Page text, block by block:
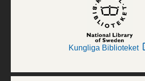
Kungliga Biblioteket